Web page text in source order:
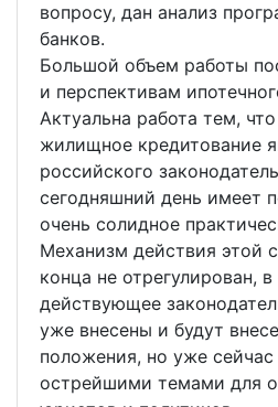
вопросу, дан анализ
банков.
Большой объем работы
и перспективам
Актуальна работа тем,
жилищное кредитование
российского
сегодняшний день имеет
очень солидное
Механизм действия этой
конца не отрегулирован,
действующее
уже внесены и будут
положения, но уже сейчас
острейшими темами для